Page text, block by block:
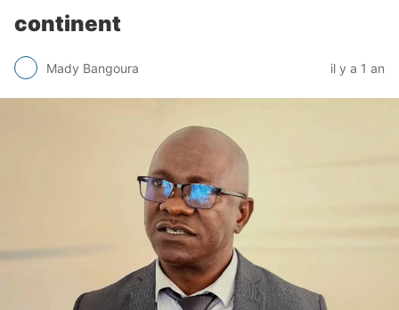
continent
Mady Bangoura il y a 1 an